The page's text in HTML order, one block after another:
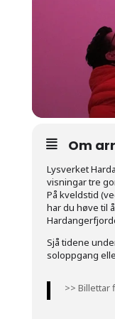
Om
Lysverket
visningar tre
På kveldstid
har du høve til
Sjå tidene
soloppgang
>> Billettar